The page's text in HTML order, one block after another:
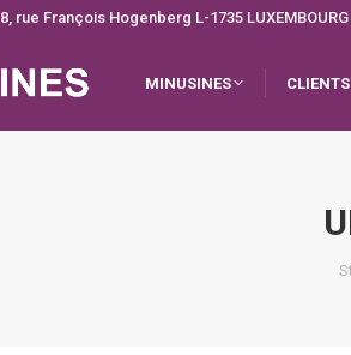
8, rue François Hogenberg L-1735 LUXEMBOURG
MINUSINES CLIENTS